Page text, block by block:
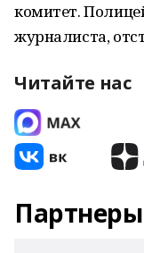
комитет.
журналиста,
Читайте нас
Партнеры